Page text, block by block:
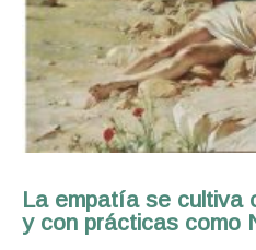
La empatía se cultiva
y con prácticas como